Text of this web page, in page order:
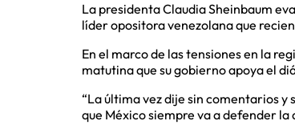
La presidenta Claudia Sheinbaum
líder opositora venezolana que
En el marco de las tensiones en la
matutina que su gobierno apoya el
“La última vez dije sin comentarios
que México siempre va a defender